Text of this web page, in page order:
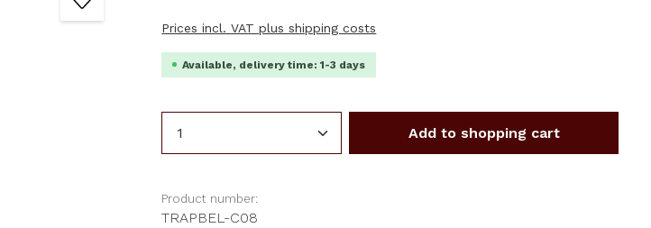
Prices incl. VAT plus shipping costs
Available, delivery time: 1-3 days
Product Quantity: Enter the desired amount or
Add to shopping cart
Product number:
TRAPBEL-C08